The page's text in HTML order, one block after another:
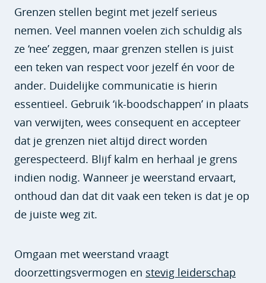
Grenzen stellen begint met jezelf serieus
nemen. Veel mannen voelen zich schuldig als
ze ‘nee’ zeggen, maar grenzen stellen is juist
een teken van respect voor jezelf én voor de
ander. Duidelijke communicatie is hierin
essentieel. Gebruik ‘ik-boodschappen’ in plaats
van verwijten, wees consequent en accepteer
dat je grenzen niet altijd direct worden
gerespecteerd. Blijf kalm en herhaal je grens
indien nodig. Wanneer je weerstand ervaart,
onthoud dan dat dit vaak een teken is dat je op
de juiste weg zit.
Omgaan met weerstand vraagt
doorzettingsvermogen en stevig leiderschap